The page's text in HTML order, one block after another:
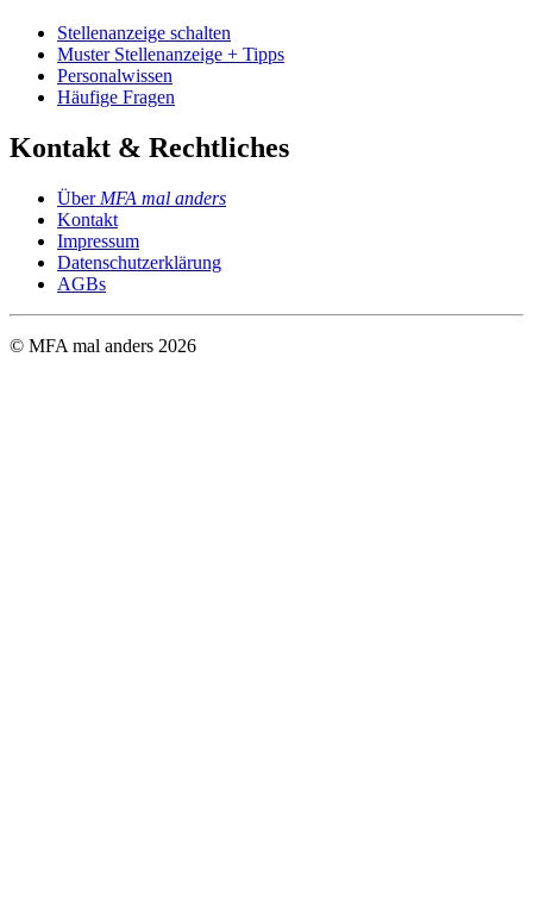
Stellenanzeige schalten
Muster Stellenanzeige + Tipps
Personalwissen
Häufige Fragen
Kontakt & Rechtliches
Über MFA mal anders
Kontakt
Impressum
Datenschutzerklärung
AGBs
© MFA mal anders 2026